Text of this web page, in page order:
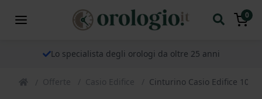
0
Lo specialista degli orologi da oltre 25 anni
Offerte Casio Edifice Cinturino Casio Edifice